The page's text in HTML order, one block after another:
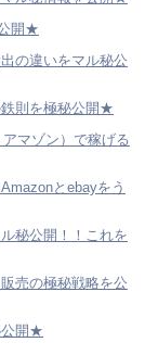
開★
の違いをマル秘公
則を極秘公開★
マゾン）で稼げる
とebayをう
秘公開！！これを
売の極秘戦略を公
公開★